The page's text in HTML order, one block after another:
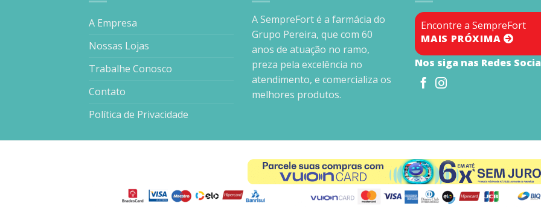
A Empresa
Nossas Lojas
Trabalhe Conosco
Contato
Política de Privacidade
A SempreFort é a farmácia do
Grupo Pereira, que com 60
anos de atuação no ramo,
preza pela excelência no
atendimento, e comercializa os
melhores produtos.
Encontre a SempreFort
MAIS PRÓXIMA
Nos siga nas Redes